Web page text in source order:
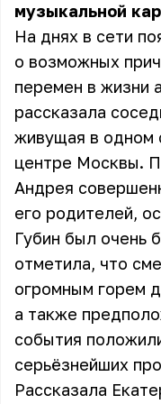
музыкальной
На днях в сети
о возможных
перемен в жизни
рассказала
живущая в одном
центре Москвы.
Андрея
его родителей,
Губин был очень
отметила, что
огромным горем
а также
события
серьёзнейших
Рассказала